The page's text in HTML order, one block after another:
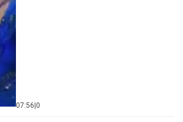
07:56 0